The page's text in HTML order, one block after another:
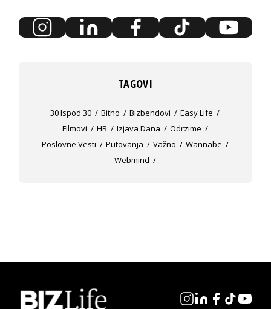
TAGOVI
30 Ispod 30 Bitno Bizbendovi
Easy Life
Filmovi
HR Izjava Dana
Odrzime
Poslovne Vesti
Putovanja Važno
Wannabe
Webmind